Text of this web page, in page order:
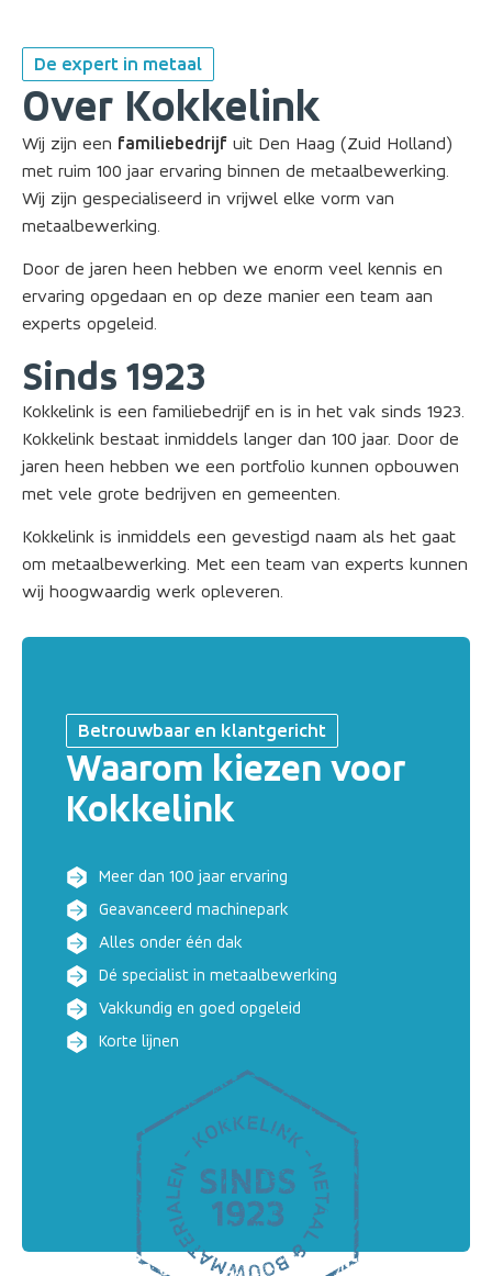
De expert in metaal
Over Kokkelink
Wij zijn een familiebedrijf uit Den Haag (Zuid Holland)
met ruim 100 jaar ervaring binnen de metaalbewerking.
Wij zijn gespecialiseerd in vrijwel elke vorm van
metaalbewerking.
Door de jaren heen hebben we enorm veel kennis en
ervaring opgedaan en op deze manier een team aan
experts opgeleid.
Sinds 1923
Kokkelink is een familiebedrijf en is in het vak sinds 1923.
Kokkelink bestaat inmiddels langer dan 100 jaar. Door de
jaren heen hebben we een portfolio kunnen opbouwen
met vele grote bedrijven en gemeenten.
Kokkelink is inmiddels een gevestigd naam als het gaat
om metaalbewerking. Met een team van experts kunnen
wij hoogwaardig werk opleveren.
Betrouwbaar en klantgericht
Waarom kiezen voor
Kokkelink
Meer dan 100 jaar ervaring
Geavanceerd machinepark
Alles onder één dak
Dé specialist in metaalbewerking
Vakkundig en goed opgeleid
Korte lijnen